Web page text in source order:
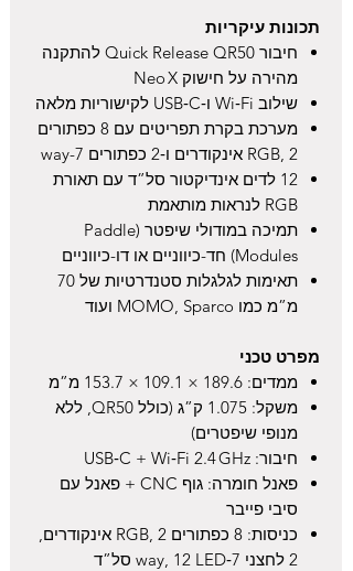
תכונות עיקריות
חיבור Quick Release QR50 להתקנה
מהירה על חישוק Neo X
שילוב Wi‑Fi ו‑USB‑C לקישוריות מלאה
מערכת בקרת תפריטים עם 8 כפתורים
RGB, 2 אינקודרים ו‑2 כפתורים 7-way
12 לדים אינדיקטור סל”ד עם תאורת
RGB לנראות מותאמת
תמיכה במודולי שיפטר (Paddle
Modules) חד-כיווניים או דו-כיווניים
תאימות לגלגלות סטנדרטיות של 70
מ”מ כמו MOMO, Sparco ועוד
מפרט טכני
ממדים: 189.6 × 109.1 × 153.7 מ”מ
משקל: 1.075 ק”ג (כולל QR50, ללא
מנופי שיפטרים)
חיבור: USB‑C + Wi‑Fi 2.4 GHz
פאנל חומרה: גוף CNC + פאנל עם
סיבי פייבר
כניסות: 8 כפתורים RGB, 2 אינקודרים,
2 לחצני 7‑way, 12 LED סל”ד